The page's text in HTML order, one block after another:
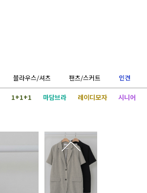
블라우스/셔츠 팬츠/스커트 인견
1+1+1 마담브라 레이디모자 시니어